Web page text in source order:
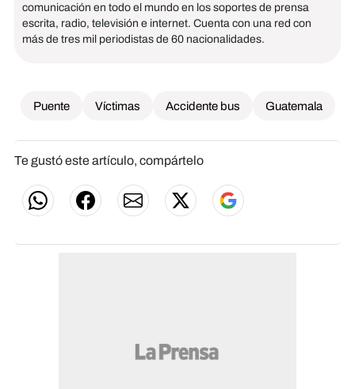
comunicación en todo el mundo en los soportes de prensa
escrita, radio, televisión e internet. Cuenta con una red con
más de tres mil periodistas de 60 nacionalidades.
Puente Víctimas Accidente bus Guatemala
Te gustó este artículo, compártelo